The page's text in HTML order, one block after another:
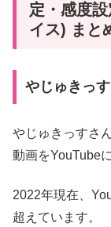
定・感度
イス) まと
やじゅきっ
やじゅきっすさ
動画をYouTube
2022年現在、
超えています。